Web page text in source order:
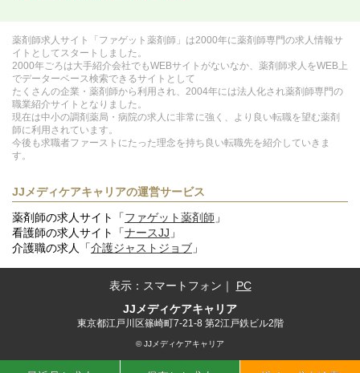
薬剤師求人サイト「ファゲット薬剤師」は2000年に薬剤師専門の求人情報サ
イトとしてスタートしました。
2000年ごろは大手紹介会社でもWEBサイトがないなか、薬剤師求人をWEB上
でデーターベース検索できるサイトとして
たくさんの企業・薬剤師から利用され、2004年には法人化され薬剤師専門の
職業紹介サイトとなりました。
現在は中小の調剤薬局・病院の求人に非常に強く、より良い転職を望む薬剤
師に利用されています。
今後も求職者ファーストにたった理念を持ち良い転職先を紹介していきま
す。
JJメディケアキャリアの運営サービス
薬剤師の求人サイト「ファゲット薬剤師 」
看護師の求人サイト「ナースJJ 」
介護職の求人「介護ジャストジョブ 」
表示： スマートフォン ｜ PC
JJメディケアキャリア
東京都江戸川区篠崎町7-21-8 第2江戸鉄ビル2階
© JJメディケアキャリア